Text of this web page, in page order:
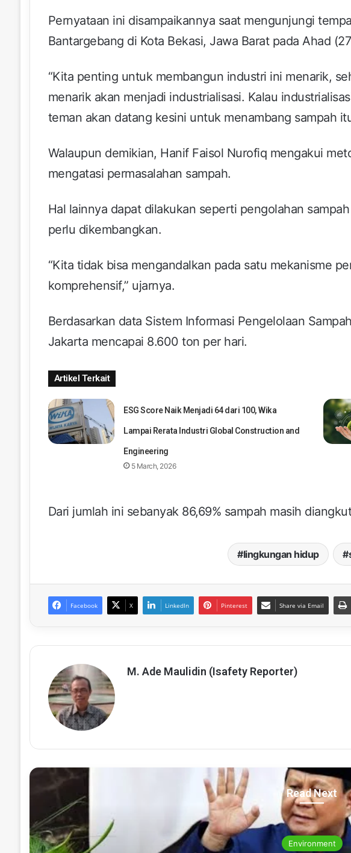
Pernyataan ini disampaikannya saat mengunjungi
Bantargebang di Kota Bekasi, Jawa Barat pada Ahad
“Kita penting untuk membangun industri ini menarik,
menarik akan menjadi industrialisasi. Kalau
teman akan datang kesini untuk menambang sampah
Walaupun demikian, Hanif Faisol Nurofiq mengakui
mengatasi permasalahan sampah.
Hal lainnya dapat dilakukan seperti pengolahan
perlu dikembangkan.
“Kita tidak bisa mengandalkan pada satu mekanisme
komprehensif,” ujarnya.
Berdasarkan data Sistem Informasi Pengelolaan
Jakarta mencapai 8.600 ton per hari.
Artikel Terkait
ESG Score Naik Menjadi 64 dari 100, Wika
Lampai Rerata Industri Global Construction and
Engineering
5 March, 2026
Dari jumlah ini sebanyak 86,69% sampah masih
lingkungan hidup
Facebook X LinkedIn Pinterest Share via Email
M. Ade Maulidin (Isafety Reporter)
Read Next
Environment